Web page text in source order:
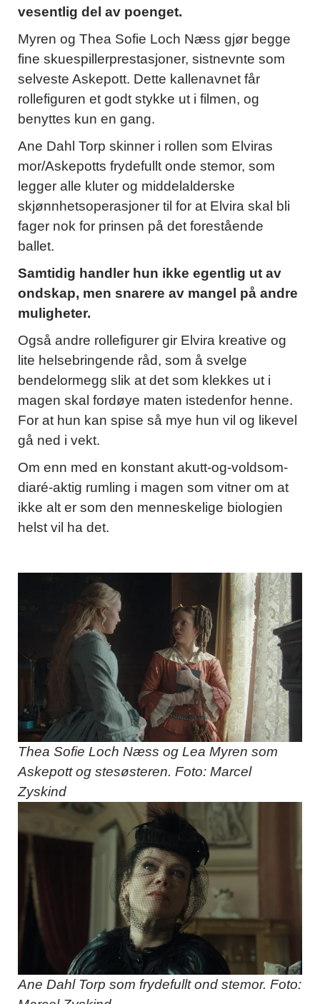
vesentlig del av poenget.
Myren og Thea Sofie Loch Næss gjør begge
fine skuespillerprestasjoner, sistnevnte som
selveste Askepott. Dette kallenavnet får
rollefiguren et godt stykke ut i filmen, og
benyttes kun en gang.
Ane Dahl Torp skinner i rollen som Elviras
mor/Askepotts frydefullt onde stemor, som
legger alle kluter og middelalderske
skjønnhetsoperasjoner til for at Elvira skal bli
fager nok for prinsen på det forestående
ballet.
Samtidig handler hun ikke egentlig ut av
ondskap, men snarere av mangel på andre
muligheter.
Også andre rollefigurer gir Elvira kreative og
lite helsebringende råd, som å svelge
bendelormegg slik at det som klekkes ut i
magen skal fordøye maten istedenfor henne.
For at hun kan spise så mye hun vil og likevel
gå ned i vekt.
Om enn med en konstant akutt-og-voldsom-
diaré-aktig rumling i magen som vitner om at
ikke alt er som den menneskelige biologien
helst vil ha det.
Thea Sofie Loch Næss og Lea Myren som
Askepott og stesøsteren. Foto: Marcel
Zyskind
Ane Dahl Torp som frydefullt ond stemor. Foto: